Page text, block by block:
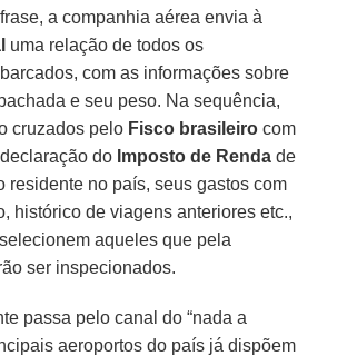
a companhia aérea envia à
uma relação de todos os
com as informações sobre
e seu peso. Na sequência,
cruzados pelo Fisco brasileiro com
do Imposto de Renda de
residente no país, seus gastos com
histórico de viagens anteriores etc.,
aqueles que pela
ser inspecionados.
passa pelo canal do “nada a
aeroportos do país já dispõem